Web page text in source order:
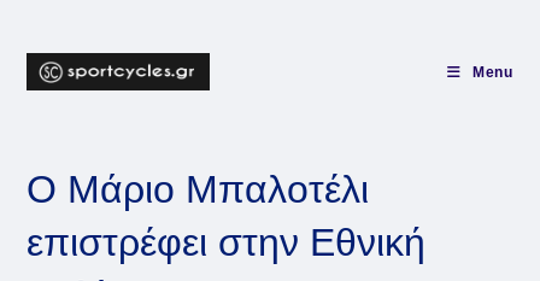
content
Menu
Ο Μάριο Μπαλοτέλι
επιστρέφει στην Εθνική